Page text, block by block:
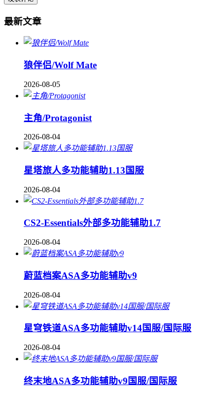
最新文章
狼伴侣/Wolf Mate
2026-08-05
主角/Protagonist
2026-08-04
星塔旅人多功能辅助1.13国服
2026-08-04
CS2-Essentials外部多功能辅助1.7
2026-08-04
蔚蓝档案ASA多功能辅助v9
2026-08-04
星穹铁道ASA多功能辅助v14国服/国际服
2026-08-04
终末地ASA多功能辅助v9国服/国际服